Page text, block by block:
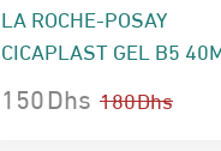
LA ROCHE-POSAY
CICAPLAST GEL B5
180Dhs
150Dhs